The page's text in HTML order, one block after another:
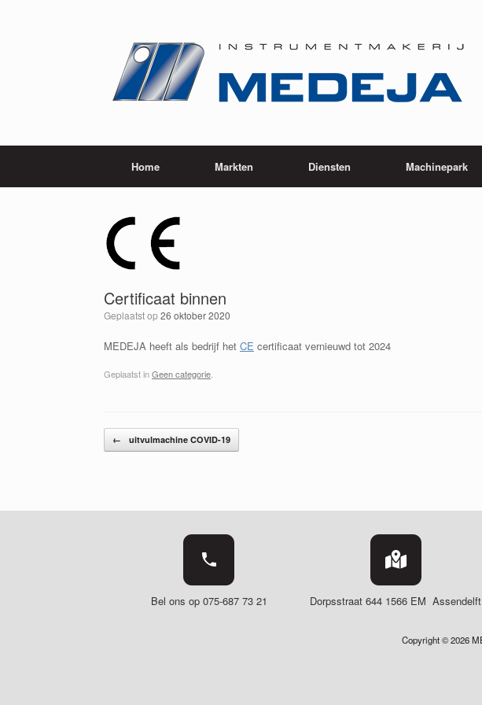
Home Markten Diensten Machinepark
Certificaat binnen
Geplaatst op26 oktober 2020
MEDEJA heeft als bedrijf het CE certificaat vernieuwd tot 2024
Geplaatst inGeen categorie
Bericht navigatie
← uitvulmachine COVID-19
Bel ons op 075-687 73 21 Dorpsstraat 644 1566 EM Assendelft
Copyright © 2026